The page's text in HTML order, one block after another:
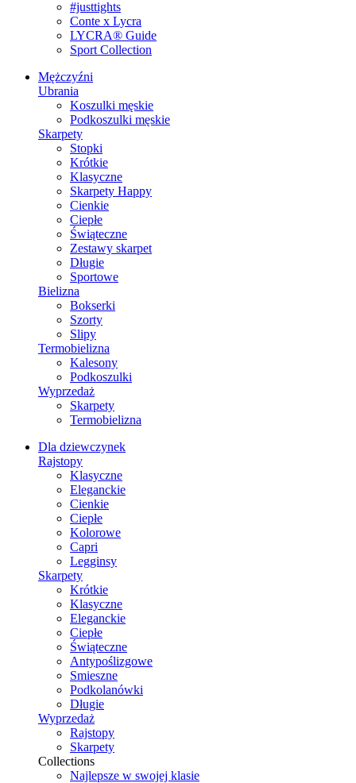
#justtights
Conte x Lycra
LYCRA® Guide
Sport Сollection
Mężczyźni
Ubrania
Koszulki męskie
Podkoszulki męskie
Skarpety
Stopki
Krótkie
Klasyczne
Skarpety Happy
Cienkie
Ciepłe
Świąteczne
Zestawy skarpet
Długie
Sportowe
Bielizna
Bokserki
Szorty
Slipy
Termobielizna
Kalesony
Podkoszulki
Wyprzedaż
Skarpety
Termobielizna
Dla dziewczynek
Rajstopy
Klasyczne
Eleganckie
Cienkie
Ciepłe
Kolorowe
Capri
Legginsy
Skarpety
Krótkie
Klasyczne
Eleganckie
Ciepłe
Świąteczne
Antypoślizgowe
Smieszne
Podkolanówki
Długie
Wyprzedaż
Rajstopy
Skarpety
Collections
Najlepsze w swojej klasie